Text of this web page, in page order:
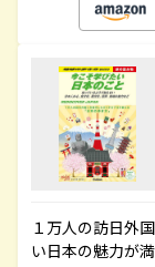
１万人の訪日外
い日本の魅力が